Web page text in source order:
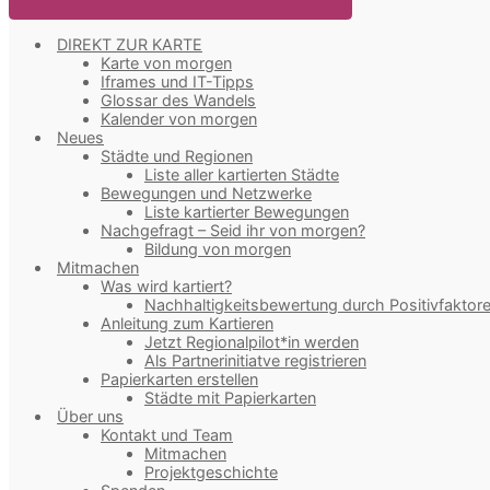
DIREKT ZUR KARTE
Karte von morgen
Iframes und IT-Tipps
Glossar des Wandels
Kalender von morgen
Neues
Städte und Regionen
Liste aller kartierten Städte
Bewegungen und Netzwerke
Liste kartierter Bewegungen
Nachgefragt – Seid ihr von morgen?
Bildung von morgen
Mitmachen
Was wird kartiert?
Nachhaltigkeitsbewertung durch
Anleitung zum Kartieren
Jetzt Regionalpilot*in werden
Als Partnerinitiatve registrieren
Papierkarten erstellen
Städte mit Papierkarten
Über uns
Kontakt und Team
Mitmachen
Projektgeschichte